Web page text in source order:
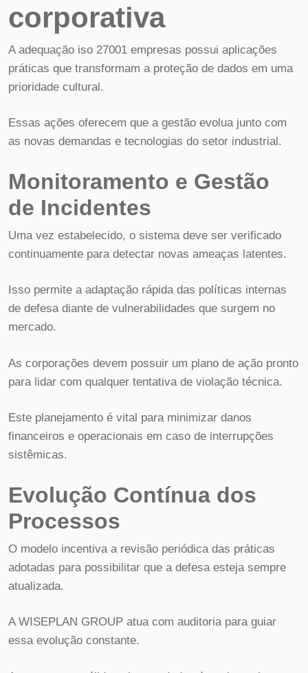
corporativa
A adequação iso 27001 empresas possui aplicações
práticas que transformam a proteção de dados em uma
prioridade cultural.
Essas ações oferecem que a gestão evolua junto com
as novas demandas e tecnologias do setor industrial.
Monitoramento e Gestão
de Incidentes
Uma vez estabelecido, o sistema deve ser verificado
continuamente para detectar novas ameaças latentes.
Isso permite a adaptação rápida das políticas internas
de defesa diante de vulnerabilidades que surgem no
mercado.
As corporações devem possuir um plano de ação pronto
para lidar com qualquer tentativa de violação técnica.
Este planejamento é vital para minimizar danos
financeiros e operacionais em caso de interrupções
sistêmicas.
Evolução Contínua dos
Processos
O modelo incentiva a revisão periódica das práticas
adotadas para possibilitar que a defesa esteja sempre
atualizada.
A WISEPLAN GROUP atua com auditoria para guiar
essa evolução constante.